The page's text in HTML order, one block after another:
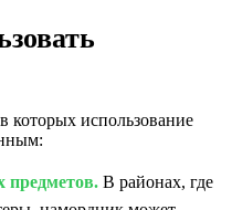
которых использование
предметов. В районах, где